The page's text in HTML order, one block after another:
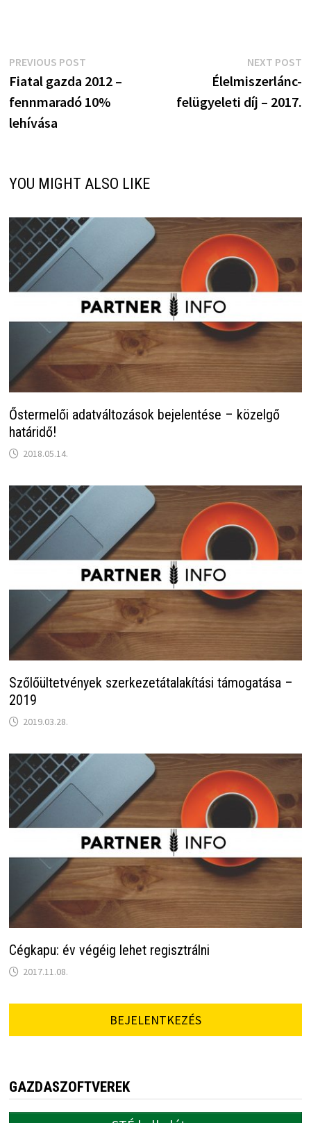
Bejegyzés
navigáció
PREVIOUS POSTPrevious
post:
Fiatal gazda 2012 –
fennmaradó 10%
lehívása
NEXT POST
Élelmiszerlánc-
felügyeleti díj – 2017.
YOU MIGHT ALSO LIKE
Őstermelői adatváltozások bejelentése – közelgő
határidő!
2018.05.14.
Szőlőültetvények szerkezetátalakítási támogatása –
2019
2019.03.28.
Cégkapu: év végéig lehet regisztrálni
2017.11.08.
BEJELENTKEZÉS
GAZDASZOFTVEREK